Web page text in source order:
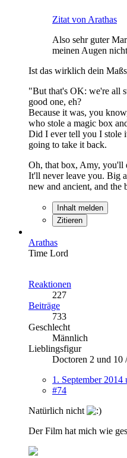
Zitat von Arathas
Also sehr guter
meinen Augen
Ist das wirklich dein
"But that's OK: we're all
good one, eh?
Because it was, you
who stole a magic box
Did I ever tell you I stole
going to take it back.
Oh, that box, Amy, you'll
It'll never leave you. Big
new and ancient, and the
Inhalt melden
Zitieren
Arathas
Time Lord
Reaktionen
227
Beiträge
733
Geschlecht
Männlich
Lieblingsfigur
Doctoren 2 und 10
1. September 2014
#74
Natürlich nicht
Der Film hat mich wie